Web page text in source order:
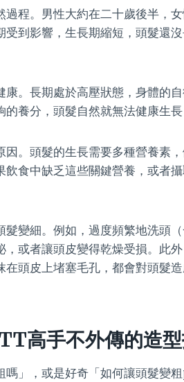
過程。男性大約在二十歲後半，
到影響，生長期縮短，頭髮還
康。長期處於高壓狀態，身體的
養分，頭髮自然就無法健康生長
因。頭髮的生長需要多種營養素
食中缺乏這些關鍵營養，或者
髮變細。例如，過度頻繁地洗頭
或者讓頭皮變得乾燥受損。此
頭皮上堵塞毛孔，都會對頭髮
高手不外傳的造
嗎」，或是好奇「如何讓頭髮變